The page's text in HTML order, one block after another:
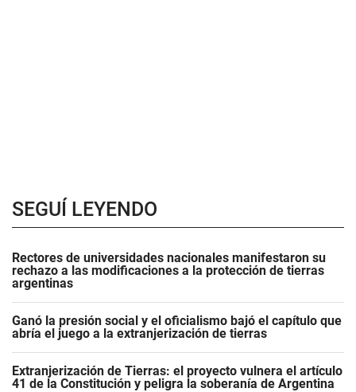
SEGUÍ LEYENDO
Rectores de universidades nacionales manifestaron su
rechazo a las modificaciones a la protección de tierras
argentinas
Ganó la presión social y el oficialismo bajó el capítulo que
abría el juego a la extranjerización de tierras
Extranjerización de Tierras: el proyecto vulnera el artículo
41 de la Constitución y peligra la soberanía de Argentina